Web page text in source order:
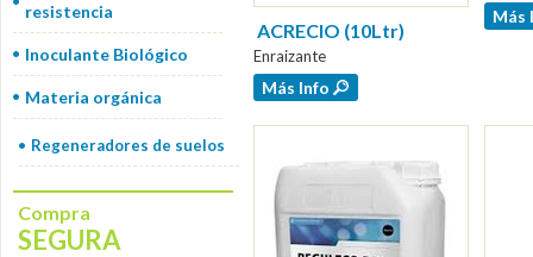
resistencia
Inoculante Biológico
Materia orgánica
Regeneradores de suelos
Compra
SEGURA
ACRECIO (10Ltr)
Enraizante
Más Info
Más